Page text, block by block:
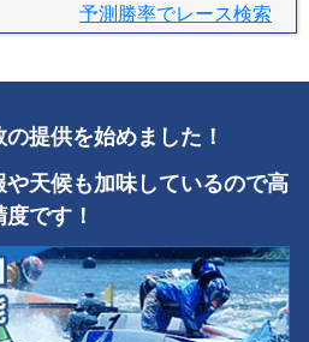
予測勝率でレース検索
提供を始めました！
天候も加味しているので高
度です！